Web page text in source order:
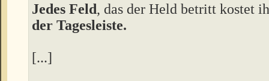
Jedes Feld, das der Held betritt kostet
der Tagesleiste.
[...]